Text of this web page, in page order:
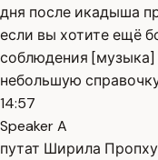
дня после икадыша
если вы хотите ещё
соблюдения [музыка]
небольшую
14:57
Speaker A
путат Ширила